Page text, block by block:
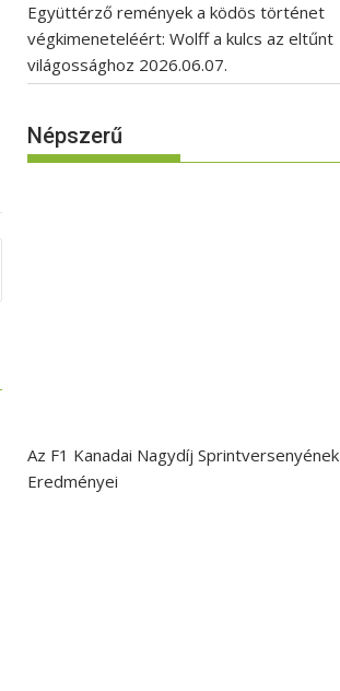
Együttérző remények a ködös történet
végkimeneteléért: Wolff a kulcs az eltűnt
világossághoz 2026.06.07.
Népszerű
Az F1 Kanadai Nagydíj Sprintversenyének
Eredményei